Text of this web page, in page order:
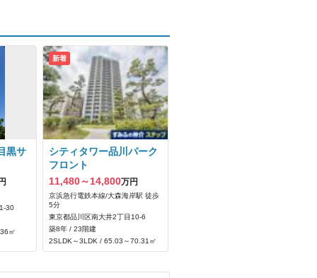
黒サ
30
㎡
新着
シティタワー品川パーク
フロント
11,480～14,800万円
京浜急行電鉄本線/大森海岸駅 徒歩
5分
東京都品川区南大井2丁目10-6
築8年 / 23階建
2SLDK～3LDK / 65.03～70.31㎡